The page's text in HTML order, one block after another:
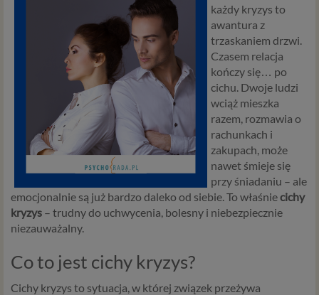
każdy kryzys to
awantura z
trzaskaniem drzwi.
Czasem relacja
kończy się… po
cichu. Dwoje ludzi
wciąż mieszka
razem, rozmawia o
rachunkach i
zakupach, może
nawet śmieje się
przy śniadaniu – ale
emocjonalnie są już bardzo daleko od siebie.To właśniecichy
kryzys – trudnydo uchwycenia, bolesny i niebezpiecznie
niezauważalny.
Coto jest cichy kryzys?
Cichy kryzys to sytuacja,w której związek przeżywa